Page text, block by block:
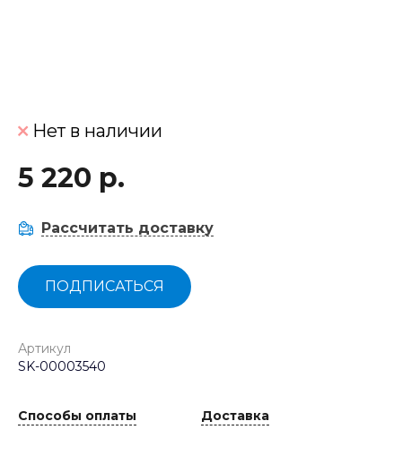
Нет в наличии
5 220 р.
Рассчитать доставку
ПОДПИСАТЬСЯ
Артикул
SK-00003540
Способы оплаты Доставка